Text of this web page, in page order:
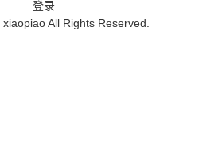
登录
xiaopiaoAll Rights Reserved.